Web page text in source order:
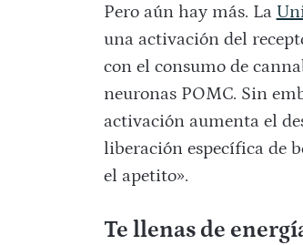
Pero aún hay más. La
una activación del
con el consumo de
neuronas POMC. Sin
activación aumenta el
liberación específica de
el apetito».
Te llenas de